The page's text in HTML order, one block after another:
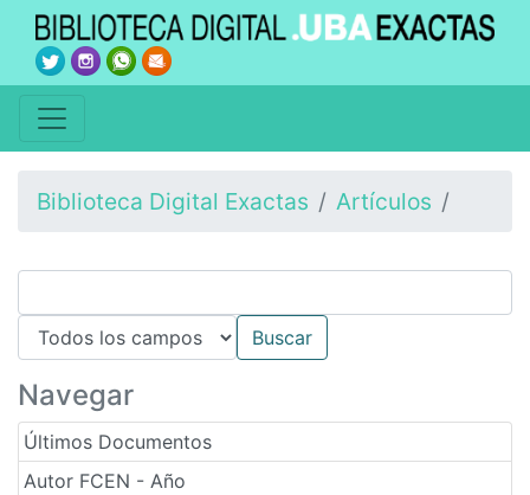
Biblioteca Digital Exactas Artículos
Navegar
Últimos Documentos
Autor FCEN - Año